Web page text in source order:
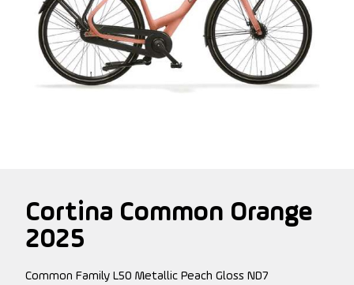
Cortina Common Orange
2025
Common Family L50 Metallic Peach Gloss ND7